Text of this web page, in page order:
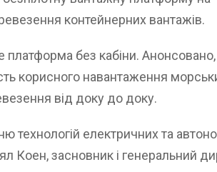
контейнерних вантажів.
платформа без кабіни.
корисного навантаження
від доку до доку.
технологій електричних та
Коен, засновник і генеральний